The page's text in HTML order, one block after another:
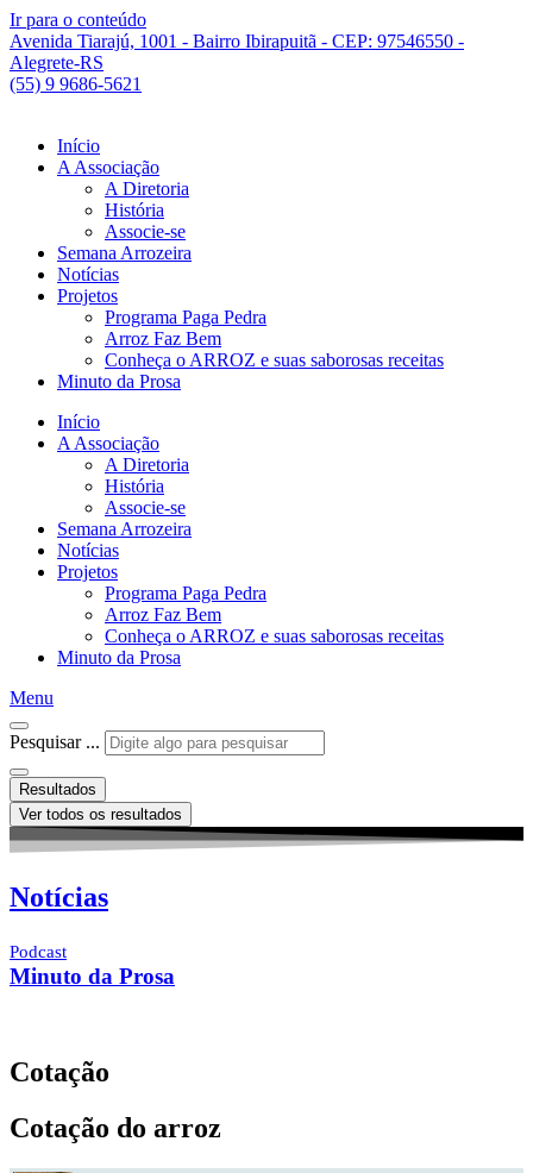
Ir para o conteúdo
Avenida Tiarajú, 1001 - Bairro Ibirapuitã - CEP: 97546550 -
Alegrete-RS
(55) 9 9686-5621
Início
A Associação
A Diretoria
História
Associe-se
Semana Arrozeira
Notícias
Projetos
Programa Paga Pedra
Arroz Faz Bem
Conheça o ARROZ e suas saborosas receitas
Minuto da Prosa
Início
A Associação
A Diretoria
História
Associe-se
Semana Arrozeira
Notícias
Projetos
Programa Paga Pedra
Arroz Faz Bem
Conheça o ARROZ e suas saborosas receitas
Minuto da Prosa
Menu
Pesquisar ...
Resultados
Ver todos os resultados
Notícias
Podcast
Minuto da Prosa
Cotação
Cotação do arroz